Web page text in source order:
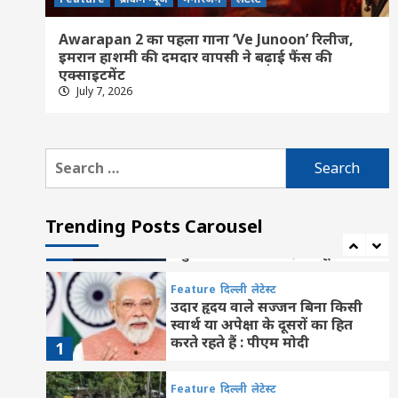
Awarapan 2 का पहला गाना ‘Ve Junoon’ रिलीज,
इमरान हाशमी की दमदार वापसी ने बढ़ाई फैंस की
एक्साइटमेंट
July 7, 2026
Search
for:
Trending Posts Carousel
5
गठन, सरस्वती साइकिल योजना के
तहत छात्राओं को मिली निःशुल्क
साइकिल
Feature today News
छत्तीसगढ़
विषय में हासिल की सर्वोच्च उपाधि
7
2026: आज सावन कृष्ण पक्ष की
नवमी तिथि, जानें अभिजीत मुहूर्त,
राहुकाल का समय सहित संपूर्ण पंचांग
1
Feature दिल्ली लेटेस्ट
उदार हृदय वाले सज्जन बिना किसी
स्वार्थ या अपेक्षा के दूसरों का हित
करते रहते हैं : पीएम मोदी
Feature दिल्ली लेटेस्ट